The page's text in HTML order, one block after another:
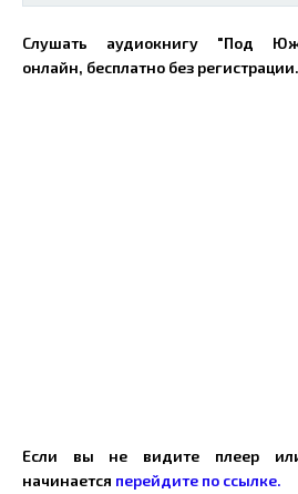
Слушать аудиокнигу "Под
онлайн, бесплатно без регистрации.
Если вы не видите плеер
начинается перейдите по ссылке.